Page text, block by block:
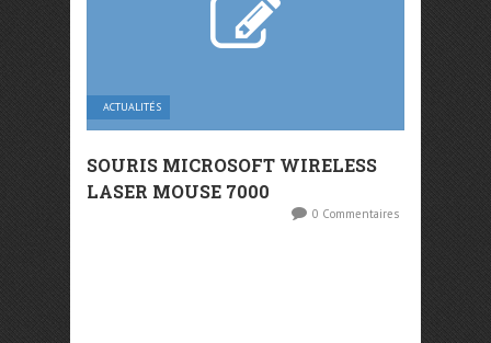
ACTUALITÉS
SOURIS MICROSOFT WIRELESS
LASER MOUSE 7000
0 Commentaires